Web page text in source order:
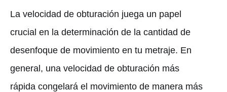
La velocidad de obturación juega un papel
crucial en la determinación de la cantidad de
desenfoque de movimiento en tu metraje. En
general, una velocidad de obturación más
rápida congelará el movimiento de manera más